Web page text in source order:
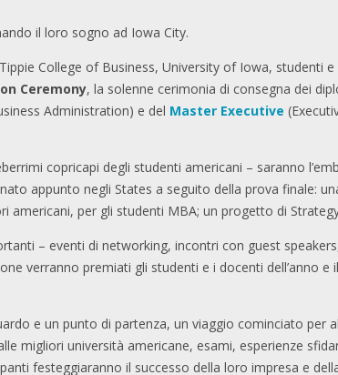
il loro sogno ad Iowa City.
College of Business, University of Iowa, studenti
Ceremony, la solenne cerimonia di consegna dei
Administration) e del Master Executive
copricapi degli studenti americani – saranno
appunto negli States a seguito della prova finale:
americani, per gli studenti MBA; un progetto di
– eventi di networking, incontri con guest
verranno premiati gli studenti e i docenti dell’anno
e un punto di partenza, un viaggio cominciato per
migliori università americane, esami, esperienze
festeggiaranno il successo della loro impresa e